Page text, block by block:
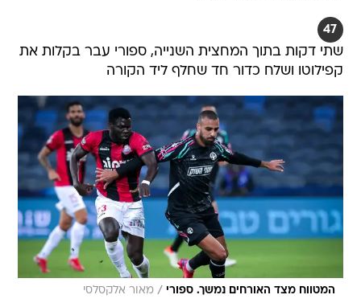
47
שתי דקות בתוך המחצית השנייה, ספורי עבר בקלות את
קפילוטו ושלח כדור חד שחלף ליד הקורה
המטווח מצד האורחים נמשך. ספורי / מאור אלקסלסי